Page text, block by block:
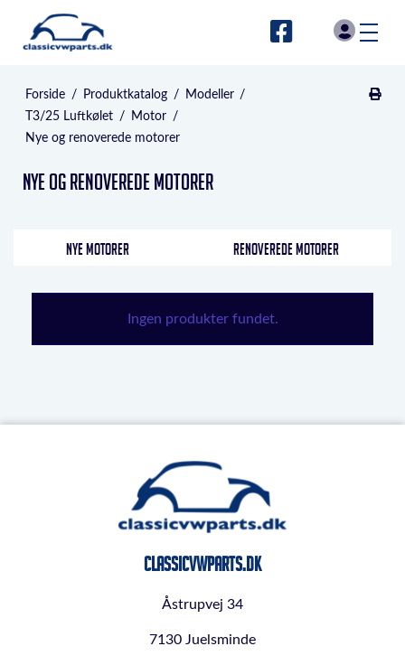
Forside / Produktkatalog / Modeller /
T3/25 Luftkølet / Motor /
Nye og renoverede motorer
Nye og renoverede motorer
NYE MOTORER RENOVEREDE MOTORER
Ingen produkter fundet.
ClassicVWParts.dk
Åstrupvej 34
7130 Juelsminde